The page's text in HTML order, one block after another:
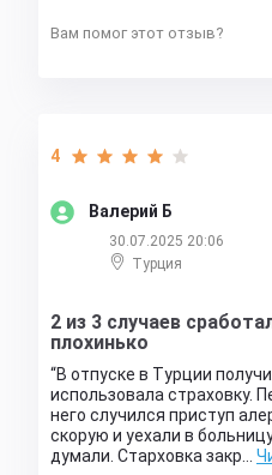
Вам помог этот отзыв?
Валерий Б
4
30.07.2025 20:06
Турция
2 из 3 случаев
плохинько
В отпуске в Турции
использовала страховку.
него случился приступ
скорую и уехали в
думали. Старховка закр…